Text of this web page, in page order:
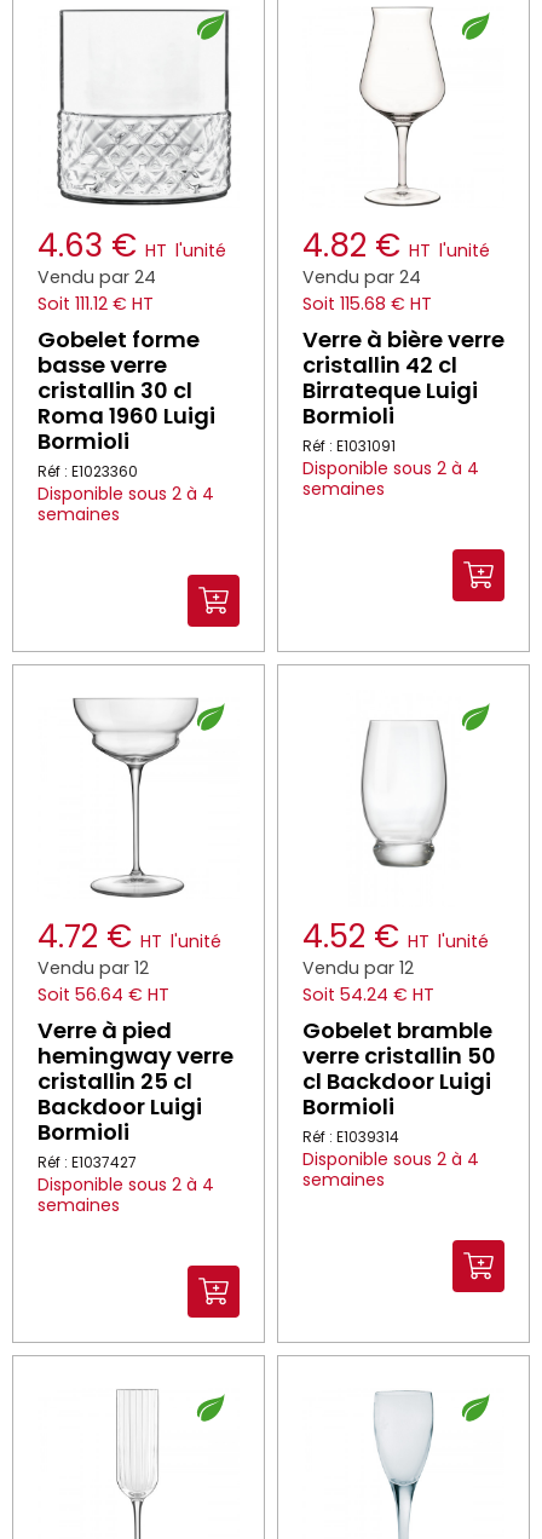
4.63 € HT l'unité
Vendu par 24
Soit 111.12 € HT
Gobelet forme
basse verre
cristallin 30 cl
Roma 1960 Luigi
Bormioli
Réf : E1023360
Disponible sous 2 à 4
semaines
4.82 € HT l'unité
Vendu par 24
Soit 115.68 € HT
Verre à bière verre
cristallin 42 cl
Birrateque Luigi
Bormioli
Réf : E1031091
Disponible sous 2 à 4
semaines
4.72 € HT l'unité
Vendu par 12
Soit 56.64 € HT
Verre à pied
hemingway verre
cristallin 25 cl
Backdoor Luigi
Bormioli
Réf : E1037427
Disponible sous 2 à 4
semaines
4.52 € HT l'unité
Vendu par 12
Soit 54.24 € HT
Gobelet bramble
verre cristallin 50
cl Backdoor Luigi
Bormioli
Réf : E1039314
Disponible sous 2 à 4
semaines